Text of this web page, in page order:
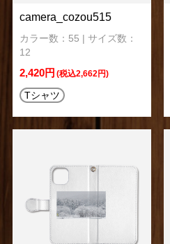
camera_cozou515
カラー数：55 | サイズ数：
12
2,420円 (税込2,662円)
Tシャツ